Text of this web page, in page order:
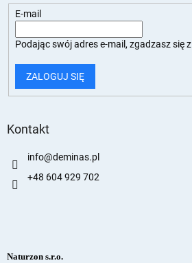
E-mail
Podając swój adres e-mail, zgadzasz się z
ZALOGUJ SIĘ
Kontakt
info@deminas.pl
+48 604 929 702
Naturzon s.r.o.